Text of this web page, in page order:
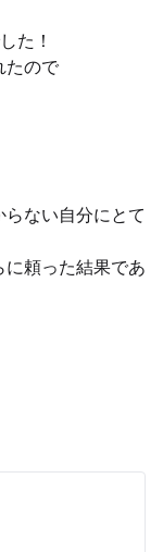
た！
たので
ない自分にとて
頼った結果であ